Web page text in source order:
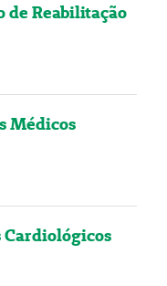
de Reabilitação
Médicos
Cardiológicos